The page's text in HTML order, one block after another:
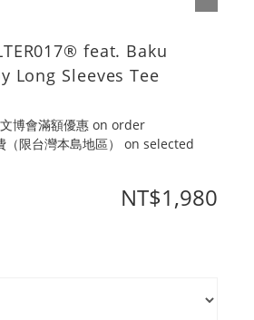
feat. Baku
Long Sleeves Tee
文博會滿額優惠 on order
（限台灣本島地區） on selected
NT$1,980